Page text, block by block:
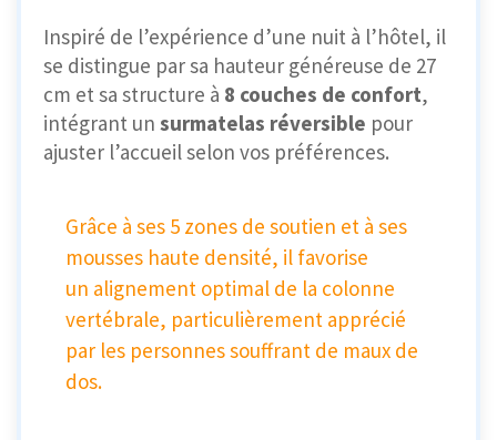
Inspiré de l’expérience d’une nuit à l’hôtel, il
se distingue par sa hauteur généreuse de 27
cm et sa structure à 8 couches de confort,
intégrant un surmatelas réversible pour
ajuster l’accueil selon vos préférences.
Grâce à ses 5 zones de soutien et à ses
mousses haute densité, il favorise
un alignement optimal de la colonne
vertébrale, particulièrement apprécié
par les personnes souffrant de maux de
dos.